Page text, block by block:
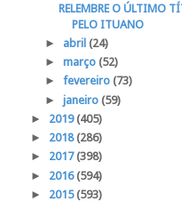
RELEMBRE O ÚLTIMO
PELO ITUANO
► abril (24)
► março (52)
► fevereiro (73)
► janeiro (59)
► 2019(405)
► 2018(286)
► 2017(398)
► 2016(594)
► 2015(593)